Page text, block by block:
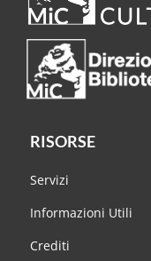
RISORSE
Servizi
Informazioni Utili
Crediti